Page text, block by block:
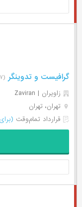
گرافیست و تدوینگر (۱۷ روز پیش)
زاویران | Zaviran
تهران، تهران
قرارداد تمام‌وقت